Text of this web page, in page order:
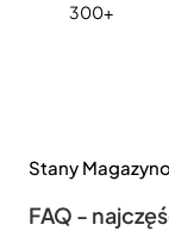
300+
Stany
FAQ -